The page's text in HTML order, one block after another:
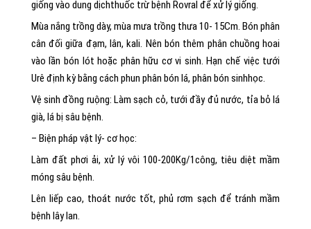
giống vào dung dịchthuốc trừ bệnh Rovral để xử lý giống.
Mùa nắng trồng dày, mùa mưa trồng thưa 10- 15Cm. Bón phân
cân đối giữa đạm, lân, kali. Nên bón thêm phân chuồng hoai
vào lần bón lót hoặc phân hữu cơ vi sinh. Hạn chế việc tưới
Urê định kỳ bằng cách phun phân bón lá, phân bón sinhhọc.
Vệ sinh đồng ruộng: Làm sạch cỏ, tưới đầy đủ nước, tỉa bỏ lá
già, lá bị sâu bệnh.
– Biện pháp vật lý- cơ học:
Làm đất phơi ải, xử lý vôi 100-200Kg/1công, tiêu diệt mầm
móng sâu bệnh.
Lên liếp cao, thoát nước tốt, phủ rơm sạch để tránh mầm
bệnh lây lan.